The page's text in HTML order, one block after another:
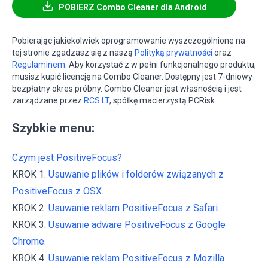
POBIERZ Combo Cleaner dla Android
Pobierając jakiekolwiek oprogramowanie wyszczególnione na
tej stronie zgadzasz się z naszą Polityką prywatności oraz
Regulaminem . Aby korzystać z w pełni funkcjonalnego produktu,
musisz kupić licencję na Combo Cleaner. Dostępny jest 7-dniowy
bezpłatny okres próbny. Combo Cleaner jest własnością i jest
zarządzane przez RCS LT, spółkę macierzystą PCRisk.
Szybkie menu:
Czym jest PositiveFocus?
KROK 1. Usuwanie plików i folderów związanych z
PositiveFocus z OSX.
KROK 2. Usuwanie reklam PositiveFocus z Safari.
KROK 3. Usuwanie adware PositiveFocus z Google
Chrome.
KROK 4. Usuwanie reklam PositiveFocus z Mozilla